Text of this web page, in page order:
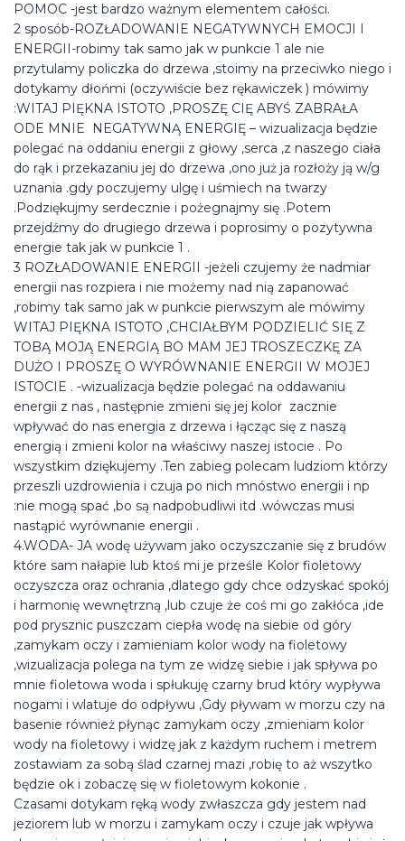
POMOC -jest bardzo ważnym elementem całości.
2 sposób-ROZŁADOWANIE NEGATYWNYCH EMOCJI I
ENERGII-robimy tak samo jak w punkcie 1 ale nie
przytulamy policzka do drzewa ,stoimy na przeciwko niego i
dotykamy dłońmi (oczywiście bez rękawiczek ) mówimy
:WITAJ PIĘKNA ISTOTO ,PROSZĘ CIĘ ABYŚ ZABRAŁA
ODE MNIE NEGATYWNĄ ENERGIĘ – wizualizacja będzie
polegać na oddaniu energii z głowy ,serca ,z naszego ciała
do rąk i przekazaniu jej do drzewa ,ono już ja rozłoży ją w/g
uznania .gdy poczujemy ulgę i uśmiech na twarzy
.Podziękujmy serdecznie i pożegnajmy się .Potem
przejdźmy do drugiego drzewa i poprosimy o pozytywna
energie tak jak w punkcie 1 .
3 ROZŁADOWANIE ENERGII -jeżeli czujemy że nadmiar
energii nas rozpiera i nie możemy nad nią zapanować
,robimy tak samo jak w punkcie pierwszym ale mówimy
WITAJ PIĘKNA ISTOTO ,CHCIAŁBYM PODZIELIĆ SIĘ Z
TOBĄ MOJĄ ENERGIĄ BO MAM JEJ TROSZECZKĘ ZA
DUŻO I PROSZĘ O WYRÓWNANIE ENERGII W MOJEJ
ISTOCIE . -wizualizacja będzie polegać na oddawaniu
energii z nas , następnie zmieni się jej kolor zacznie
wpływać do nas energia z drzewa i łącząc się z naszą
energią i zmieni kolor na właściwy naszej istocie . Po
wszystkim dziękujemy .Ten zabieg polecam ludziom którzy
przeszli uzdrowienia i czuja po nich mnóstwo energii i np
:nie mogą spać ,bo są nadpobudliwi itd .wówczas musi
nastąpić wyrównanie energii .
4.WODA- JA wodę używam jako oczyszczanie się z brudów
które sam nałapie lub ktoś mi je prześle Kolor fioletowy
oczyszcza oraz ochrania ,dlatego gdy chce odzyskać spokój
i harmonię wewnętrzną ,lub czuje że coś mi go zakłóca ,ide
pod prysznic puszczam ciepła wodę na siebie od góry
,zamykam oczy i zamieniam kolor wody na fioletowy
,wizualizacja polega na tym ze widzę siebie i jak spływa po
mnie fioletowa woda i spłukuję czarny brud który wypływa
nogami i wlatuje do odpływu ,Gdy pływam w morzu czy na
basenie również płynąc zamykam oczy ,zmieniam kolor
wody na fioletowy i widzę jak z każdym ruchem i metrem
zostawiam za sobą ślad czarnej mazi ,robię to aż wszytko
będzie ok i zobaczę się w fioletowym kokonie .
Czasami dotykam ręką wody zwłaszcza gdy jestem nad
jeziorem lub w morzu i zamykam oczy i czuje jak wpływa